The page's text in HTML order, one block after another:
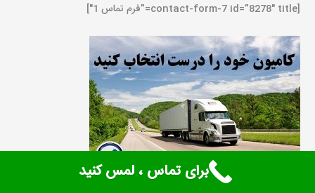
[contact-form-7 id=”8278″ title=”فرم تماس 1″]
برای تماس ، لمس کنید